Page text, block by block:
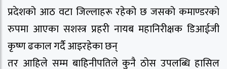
प्रदेशको आठ वटा जिल्लाहरू रहेको छ जसको कमाण्डरको
रुपमा आएका सशस्त्र प्रहरी नायब महानिरीक्षक डिआईजी
कृष्ण ढकाल गर्दै आइरहेका छन्
तर आहिले सम्म बाहिनीपतिले कुनै ठोस उपलब्धि हासिल